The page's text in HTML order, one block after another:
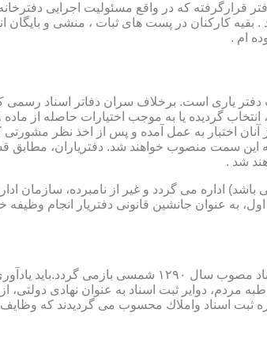
سردفتر قرارگرفته که در واقع مسئولیت اجرایی
. بقیه کارکنان در پست های ثبات ، منشی و
ام .
اختبار به عمل آمده و پس از اخذ نظر
شد .
می باشد) اداره می گردد و غیر از نامبرده،
به عنوان جانشین قانونی دفتریار انجام
نطفه اولیه و ابتدایی شكل گیری مركزیتی جهت ثبت رسمی اسناد
می گردیدند كه وظایف آنان در ماده ۴۷ قانون